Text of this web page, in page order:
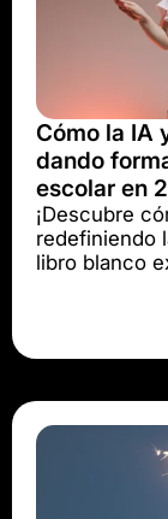
Cómo la IA
dando
escolar en
¡Descubre
redefiniendo
libro blanco